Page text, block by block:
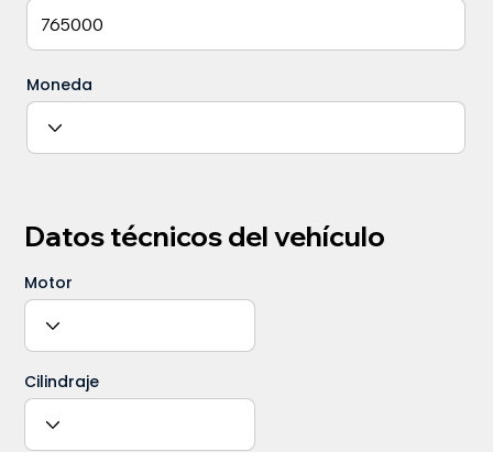
Moneda
Datos técnicos del vehículo
Motor
Cilindraje